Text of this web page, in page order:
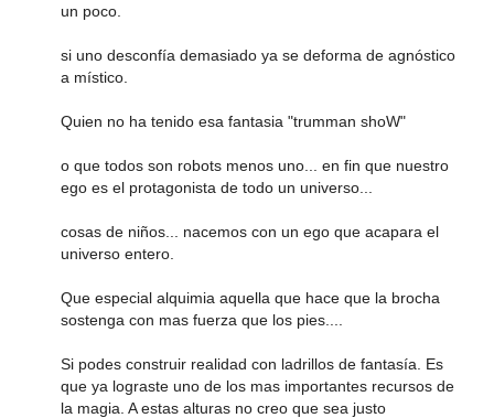
un poco.
si uno desconfía demasiado ya se deforma de agnóstico
a místico.
Quien no ha tenido esa fantasia "trumman shoW"
o que todos son robots menos uno... en fin que nuestro
ego es el protagonista de todo un universo...
cosas de niños... nacemos con un ego que acapara el
universo entero.
Que especial alquimia aquella que hace que la brocha
sostenga con mas fuerza que los pies....
Si podes construir realidad con ladrillos de fantasía. Es
que ya lograste uno de los mas importantes recursos de
la magia. A estas alturas no creo que sea justo